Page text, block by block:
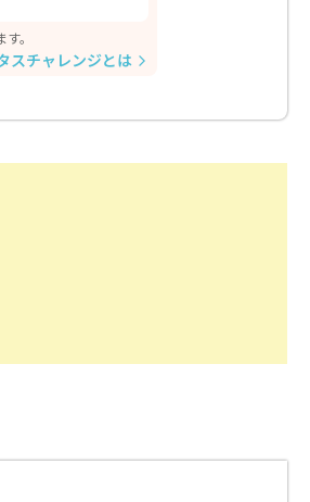
。
スチャレンジとは arrow_forward_ios